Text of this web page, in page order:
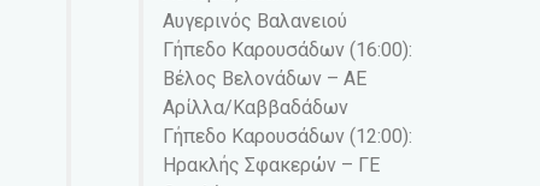
Αυγερινός Βαλανειού
Γήπεδο Καρουσάδων (16:00):
Βέλος Βελονάδων – ΑΕ
Αρίλλα/Καββαδάδων
Γήπεδο Καρουσάδων (12:00):
Ηρακλής Σφακερών – ΓΕ